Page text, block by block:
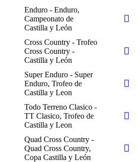
Enduro - Enduro,
Campeonato de
Castilla y León
Cross Country - Trofeo
Cross Country -
Castilla y León
Super Enduro - Super
Enduro, Trofeo de
Castilla y Leon
Todo Terreno Clasico -
TT Clasico, Trofeo de
Castilla y Leon
Quad Cross Country -
Quad Cross Country,
Copa Castilla y León